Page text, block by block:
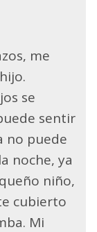
me
se
sentir
no puede
noche, ya
niño,
cubierto
Mi